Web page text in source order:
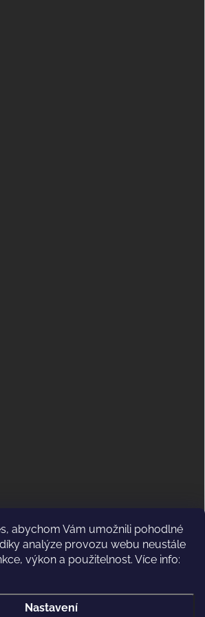
abychom Vám umožnili pohodlné
analýze provozu webu neustále
výkon a použitelnost. Více info:
Nastavení
OD KUPNÍ SMLOUVY
(VRÁCENÍ)